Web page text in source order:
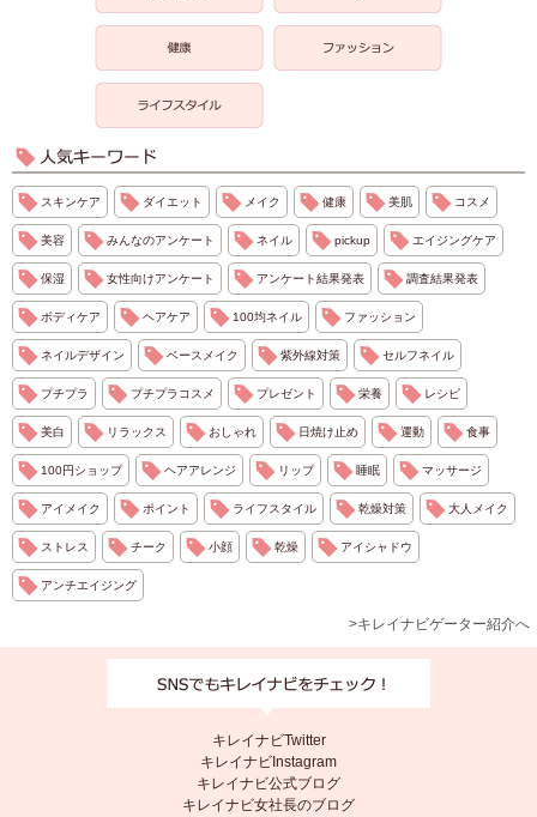
スキンケア ダイエット メイク 健康 美肌 コスメ
美容 みんなのアンケート ネイル pickup エイジングケア
保湿 女性向けアンケート アンケート結果発表 調査結果発表
ボディケア ヘアケア 100均ネイル ファッション
ネイルデザイン ベースメイク 紫外線対策 セルフネイル
プチプラ プチプラコスメ プレゼント 栄養 レシピ
美白 リラックス おしゃれ 日焼け止め 運動 食事
100円ショップ ヘアアレンジ リップ 睡眠 マッサージ
アイメイク ポイント ライフスタイル 乾燥対策 大人メイク
ストレス チーク 小顔 乾燥 アイシャドウ
アンチエイジング
>キレイナビゲーター紹介へ
キレイナビTwitter
キレイナビInstagram
キレイナビ公式ブログ
キレイナビ女社長のブログ